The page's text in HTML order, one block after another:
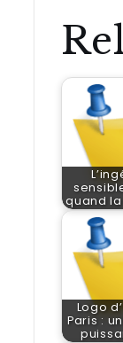
quand
Logo
Paris :